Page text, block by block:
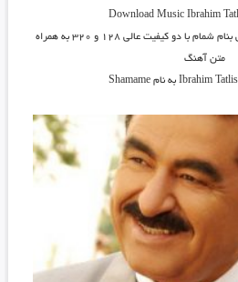
Download MusicIbrahim
بنام شمام
با دو کیفیت عالی ۱۲۸ و ۳۲۰ به همراه
متن آهنگ